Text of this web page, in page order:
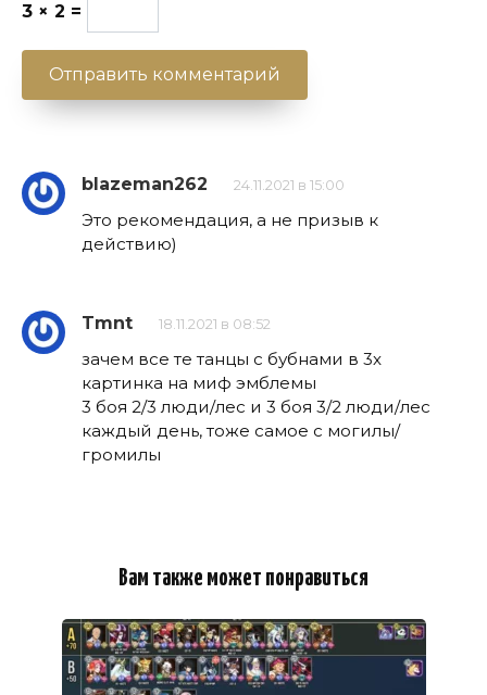
3 × 2 =
blazeman262 24.11.2021 в 15:00
Это рекомендация, а не призыв к
действию)
Tmnt 18.11.2021 в 08:52
зачем все те танцы с бубнами в 3х
картинка на миф эмблемы
3 боя 2/3 люди/лес и 3 боя 3/2 люди/лес
каждый день, тоже самое с могилы/
громилы
Вам также может понравиться